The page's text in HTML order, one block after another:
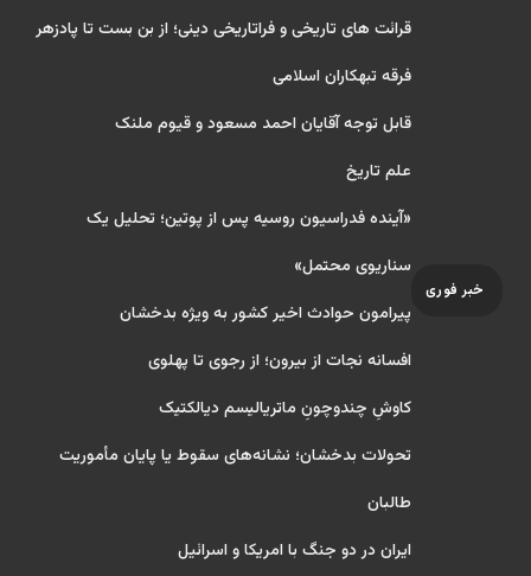
خبر فوری
قرائت های تاریخی و فراتاریخی دینی؛ از بن بست تا پادزهر
فرقه تبهکاران اسلامی
قابل توجه آقایان احمد مسعود و قیوم ملنک
علم تاریخ
«آینده فدراسیون روسیه پس از پوتین؛ تحلیل یک
سناریوی محتمل»
پیرامون حوادث اخیر کشور به ویژه بدخشان
افسانه نجات از بیرون؛ از رجوی تا پهلوی
کاوشِ چندو‌چونِ ماتریالیسم دیالکتیک
تحولات بدخشان؛ نشانه‌های سقوط یا پایان مأموریت
طالبان
ایران در دو جنگ با امریکا و اسرائیل